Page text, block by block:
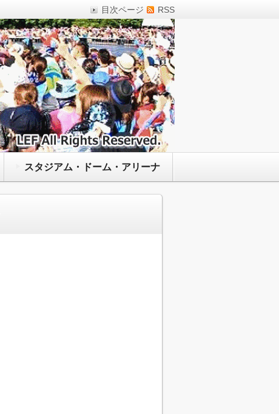
RSS
目次ページ
スタジアム・ドーム・アリーナ